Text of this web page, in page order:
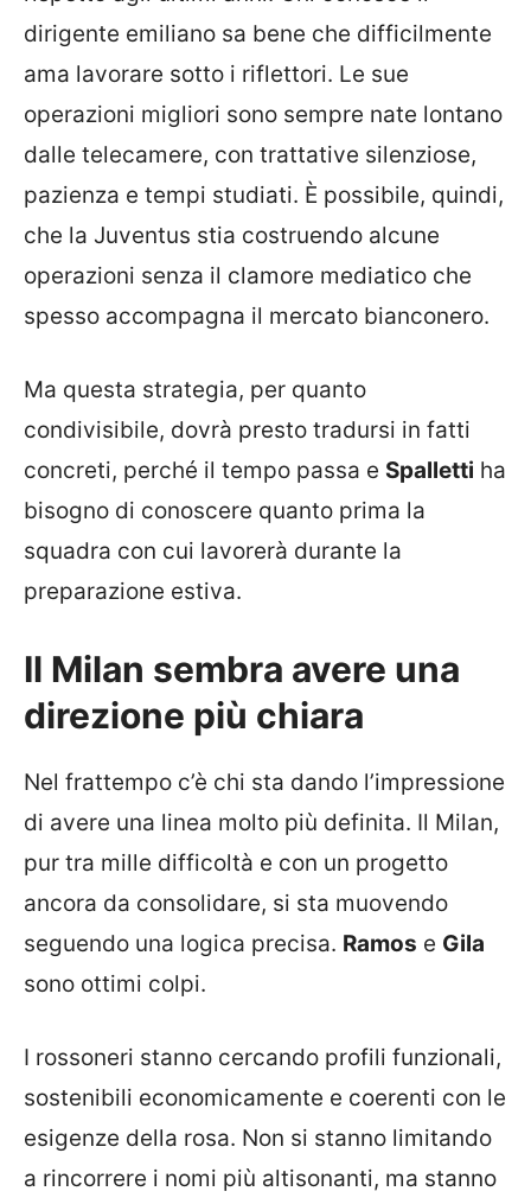
dirigente emiliano sa bene che difficilmente
ama lavorare sotto i riflettori. Le sue
operazioni migliori sono sempre nate lontano
dalle telecamere, con trattative silenziose,
pazienza e tempi studiati. È possibile, quindi,
che la Juventus stia costruendo alcune
operazioni senza il clamore mediatico che
spesso accompagna il mercato bianconero.
Ma questa strategia, per quanto
condivisibile, dovrà presto tradursi in fatti
concreti, perché il tempo passa e Spalletti ha
bisogno di conoscere quanto prima la
squadra con cui lavorerà durante la
preparazione estiva.
Il Milan sembra avere una
direzione più chiara
Nel frattempo c’è chi sta dando l’impressione
di avere una linea molto più definita. Il Milan,
pur tra mille difficoltà e con un progetto
ancora da consolidare, si sta muovendo
seguendo una logica precisa. Ramos e Gila
sono ottimi colpi.
I rossoneri stanno cercando profili funzionali,
sostenibili economicamente e coerenti con le
esigenze della rosa. Non si stanno limitando
a rincorrere i nomi più altisonanti, ma stanno